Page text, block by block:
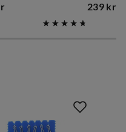
239 kr